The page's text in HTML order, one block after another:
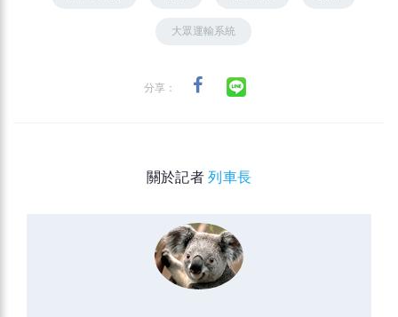
大眾運輸系統
分享：
關於記者列車長